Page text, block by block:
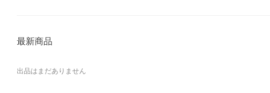
最新商品
出品はまだありません